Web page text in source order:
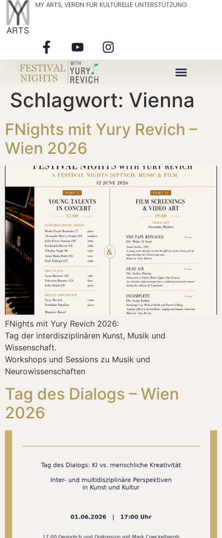
MY ARTS, VEREIN FÜR KULTURELLE UNTERSTÜTZUNG
Schlagwort: Vienna
FNights mit Yury Revich –
Wien 2026
FNights mit Yury Revich 2026:
Tag der interdisziplinären Kunst, Musik und
Wissenschaft.
Workshops und Sessions zu Musik und
Neurowissenschaften
Tag des Dialogs – Wien
2026